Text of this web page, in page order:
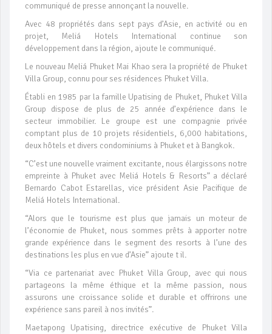
communiqué de presse annonçant la nouvelle.
Avec 48 propriétés dans sept pays d’Asie, en activité ou en
projet, Meliá Hotels International continue son
développement dans la région, ajoute le communiqué.
Le nouveau Meliá Phuket Mai Khao sera la propriété de Phuket
Villa Group, connu pour ses résidences Phuket Villa.
Établi en 1985 par la famille Upatising de Phuket, Phuket Villa
Group dispose de plus de 25 année d’expérience dans le
secteur immobilier. Le groupe est une compagnie privée
comptant plus de 10 projets résidentiels, 6,000 habitations,
deux hôtels et divers condominiums à Phuket et à Bangkok.
“C’est une nouvelle vraiment excitante, nous élargissons notre
empreinte à Phuket avec Meliá Hotels & Resorts” a déclaré
Bernardo Cabot Estarellas, vice président Asie Pacifique de
Meliá Hotels International.
“Alors que le tourisme est plus que jamais un moteur de
l’économie de Phuket, nous sommes prêts à apporter notre
grande expérience dans le segment des resorts à l’une des
destinations les plus en vue d’Asie” ajoute t il.
“Via ce partenariat avec Phuket Villa Group, avec qui nous
partageons la même éthique et la même passion, nous
assurons une croissance solide et durable et offrirons une
expérience sans pareil à nos invités”.
Maetapong Upatising, directrice exécutive de Phuket Villa